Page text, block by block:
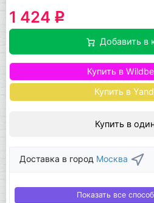
1 424 q
Добавить в
Купить в
Купить в
Купить в
Доставка в город Москва
Показать все